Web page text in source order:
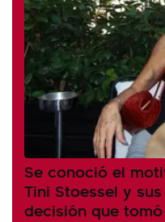
Se conoció el
Tini Stoessel y
decisión que tomó